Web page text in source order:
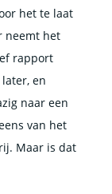
het te laat
neemt het
rapport
en
naar een
van het
Maar is dat